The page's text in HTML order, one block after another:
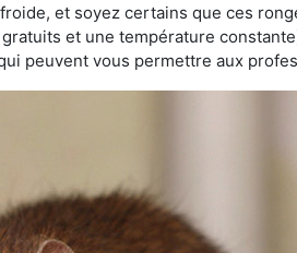
et soyez certains que ces
et une température
peuvent vous permettre aux